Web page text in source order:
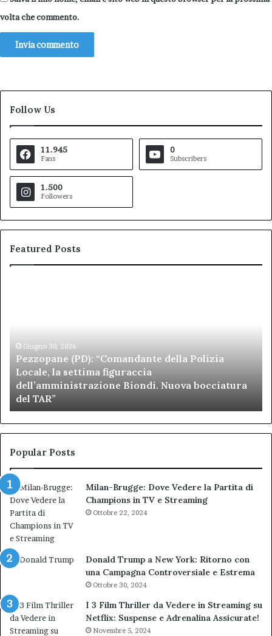
volta che commento.
Follow Us
11.945
Fans
0
Subscribers
1.500
Followers
Featured Posts
Locale,
settima
figuraccia
dell’amministrazione
Biondi.
Nuova
bocciatura
del
Giugno 30, 2026
Pezzopane (PD): “Comandante della Polizia
Locale, la settima figuraccia
dell’amministrazione Biondi. Nuova bocciatura
del TAR”
ai
Popular Posts
Milan-Brugge: Dove Vedere la Partita di
Champions in TV e Streaming
Ottobre 22, 2024
Donald Trump a New York: Ritorno con
una Campagna Controversiale e Estrema
Ottobre 30, 2024
I 3 Film Thriller da Vedere in Streaming su
Netflix: Suspense e Adrenalina Assicurate!
Novembre 5, 2024